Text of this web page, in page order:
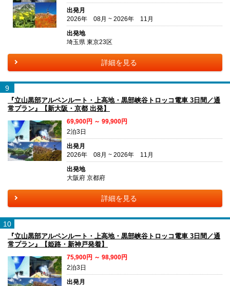
出発月
2026年 08月 ~ 2026年 11月
出発地
埼玉県 東京23区
詳細を見る
9
『立山黒部アルペンルート・上高地・黒部峡谷トロッコ電車 3日間／通
常プラン』【新大阪・京都 出発】
69,900円 ～ 99,900円
2泊3日
出発月
2026年 08月 ~ 2026年 11月
出発地
大阪府 京都府
詳細を見る
10
『立山黒部アルペンルート・上高地・黒部峡谷トロッコ電車 3日間／通
常プラン』【姫路・新神戸発着】
75,900円 ～ 98,900円
2泊3日
出発月